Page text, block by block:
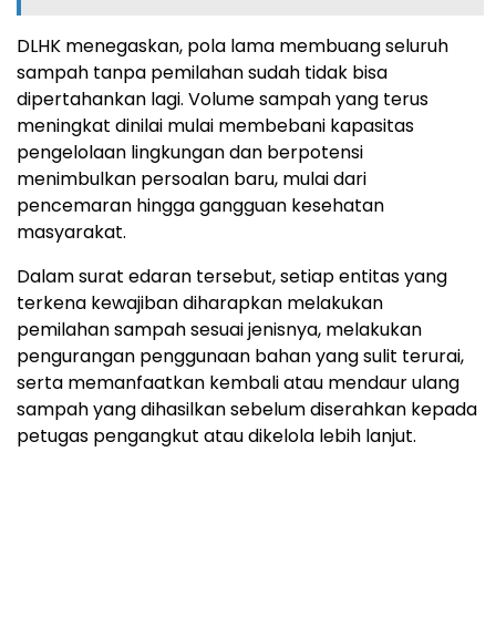
DLHK menegaskan, pola lama membuang seluruh
sampah tanpa pemilahan sudah tidak bisa
dipertahankan lagi. Volume sampah yang terus
meningkat dinilai mulai membebani kapasitas
pengelolaan lingkungan dan berpotensi
menimbulkan persoalan baru, mulai dari
pencemaran hingga gangguan kesehatan
masyarakat.
Dalam surat edaran tersebut, setiap entitas yang
terkena kewajiban diharapkan melakukan
pemilahan sampah sesuai jenisnya, melakukan
pengurangan penggunaan bahan yang sulit terurai,
serta memanfaatkan kembali atau mendaur ulang
sampah yang dihasilkan sebelum diserahkan kepada
petugas pengangkut atau dikelola lebih lanjut.